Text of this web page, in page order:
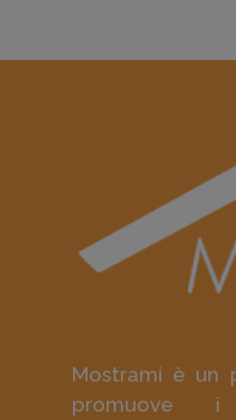
Mostrami è un
promuove i